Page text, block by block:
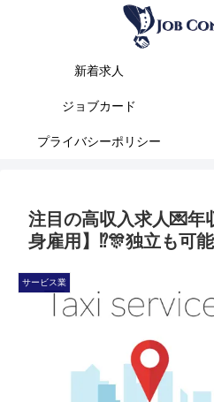
新着求人
ジョブカード
プライバシーポリシー
注目の高収入求人💌年
身雇用】⁉️🎊独立も可
サービス業